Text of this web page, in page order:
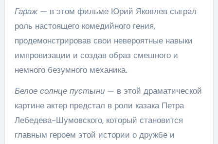
Гараж— в этом фильме Юрий Яковлев сыграл
роль настоящего комедийного гения,
продемонстрировав свои невероятные навыки
импровизации и создав образ смешного и
немного безумного механика.
Белое солнце пустыни— в этой драматической
картине актер предстал в роли казака Петра
Лебедева-Шумовского, который становится
главным героем этой истории о дружбе и